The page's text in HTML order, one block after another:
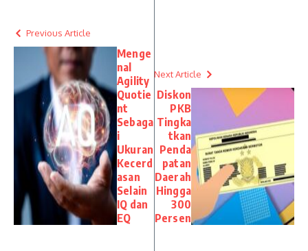
Previous Article
Menge
nal
Agility
Quotie
nt
Sebaga
i
Ukuran
Kecerd
asan
Selain
IQ dan
EQ
Next Article
Diskon
PKB
Tingka
tkan
Penda
patan
Daerah
Hingga
300
Persen